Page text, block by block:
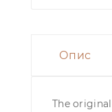
Опис
The